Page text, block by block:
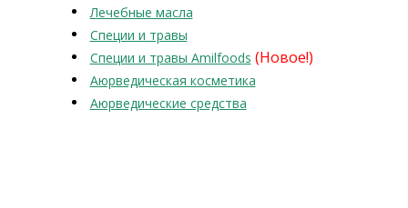
Лечебные масла
Специи и травы
Специи и травы Amilfoods (Новое!)
Аюрведическая косметика
Аюрведические средства